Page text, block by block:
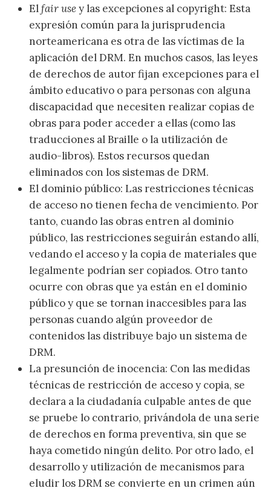
Elfair usey las excepciones al copyright: Esta
expresión común para la jurisprudencia
norteamericana es otra de las víctimas de la
aplicación del DRM. En muchos casos, las leyes
de derechos de autor fijan excepciones para el
ámbito educativo o para personas con alguna
discapacidad que necesiten realizar copias de
obras para poder acceder a ellas (como las
traducciones al Braille o la utilización de
audio-libros). Estos recursos quedan
eliminados con los sistemas de DRM.
El dominio público: Las restricciones técnicas
de acceso no tienen fecha de vencimiento. Por
tanto, cuando las obras entren al dominio
público, las restricciones seguirán estando allí,
vedando el acceso y la copia de materiales que
legalmente podrían ser copiados. Otro tanto
ocurre con obras que ya están en el dominio
público y que se tornan inaccesibles para las
personas cuando algún proveedor de
contenidos las distribuye bajo un sistema de
DRM.
La presunción de inocencia: Con las medidas
técnicas de restricción de acceso y copia, se
declara a la ciudadanía culpable antes de que
se pruebe lo contrario, privándola de una serie
de derechos en forma preventiva, sin que se
haya cometido ningún delito. Por otro lado, el
desarrollo y utilización de mecanismos para
eludir los DRM se convierte en un crimen aún